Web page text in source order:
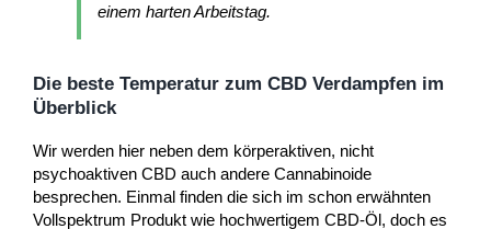
einem harten Arbeitstag.
Die beste Temperatur zum CBD Verdampfen im
Überblick
Wir werden hier neben dem körperaktiven, nicht
psychoaktiven CBD auch andere Cannabinoide
besprechen. Einmal finden die sich im schon erwähnten
Vollspektrum Produkt wie hochwertigem CBD-Öl, doch es